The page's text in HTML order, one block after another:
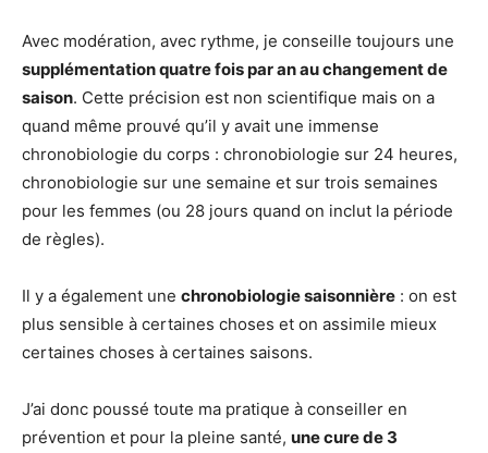
Avec modération, avec rythme, je conseille toujours une
supplémentation quatre fois par an au changement de
saison. Cette précision est non scientifique mais on a
quand même prouvé qu’il y avait une immense
chronobiologie du corps : chronobiologie sur 24 heures,
chronobiologie sur une semaine et sur trois semaines
pour les femmes (ou 28 jours quand on inclut la période
de règles).
Il y a également une chronobiologie saisonnière : on est
plus sensible à certaines choses et on assimile mieux
certaines choses à certaines saisons.
J’ai donc poussé toute ma pratique à conseiller en
prévention et pour la pleine santé, une cure de 3